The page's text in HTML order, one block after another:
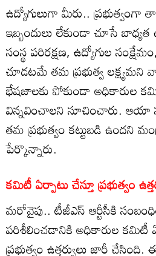
ఉద్యోగులుగా మీరు.. ప్రభుత్వంగా
ఇబ్బందులు లేకుండా చూసే బాధ్యత
సంస్థ పరిరక్షణ, ఉద్యోగుల
చూడటమే తమ ప్రభుత్వ లక్ష్యమని
భేషజాలకు పోకుండా అధికారుల
విన్నవించాలని సూచించారు. ఆయా
తమ ప్రభుత్వం కట్టుబడి ఉందని
పేర్కొన్నారు.
కమిటీ ఏర్పాటు చేస్తూ ప్రభుత్వం
మరోవైపు.. టీజీఎస్ ఆర్టీసీకి
పరిశీలించడానికి అధికారుల కమిటీ
ప్రభుత్వం ఉత్తర్వులు జారీ